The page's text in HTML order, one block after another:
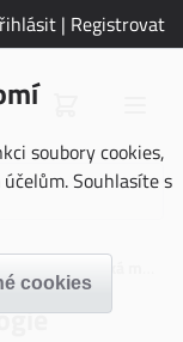
| Registrovat
soubory cookies,
Souhlasíte s